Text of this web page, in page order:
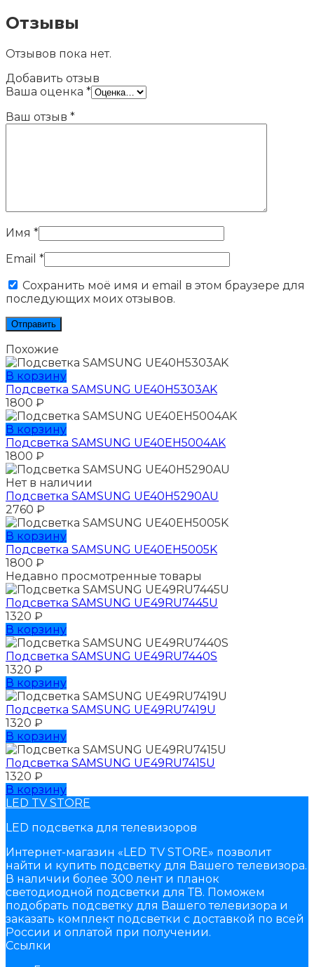
Отзывы
Отзывов пока нет.
Добавить отзыв
Ваша оценка *
Ваш отзыв *
Имя *
Email *
Сохранить моё имя и email в этом браузере для
последующих моих отзывов.
Похожие
В корзину
Подсветка SAMSUNG UE40H5303AK
1800 ₽
В корзину
Подсветка SAMSUNG UE40EH5004AK
1800 ₽
Нет в наличии
Подсветка SAMSUNG UE40H5290AU
2760 ₽
В корзину
Подсветка SAMSUNG UE40EH5005K
1800 ₽
Недавно просмотренные товары
Подсветка SAMSUNG UЕ49RU7445U
1320 ₽
В корзину
Подсветка SAMSUNG UЕ49RU7440S
1320 ₽
В корзину
Подсветка SAMSUNG UЕ49RU7419U
1320 ₽
В корзину
Подсветка SAMSUNG UЕ49RU7415U
1320 ₽
В корзину
LED TV STORE
LED подсветка для телевизоров
Интернет-магазин «LED TV STORE» позволит
найти и купить подсветку для Вашего телевизора.
В наличии более 300 лент и планок
светодиодной подсветки для ТВ. Поможем
подобрать подсветку для Вашего телевизора и
заказать комплект подсветки с доставкой по всей
России и оплатой при получении.
Ссылки